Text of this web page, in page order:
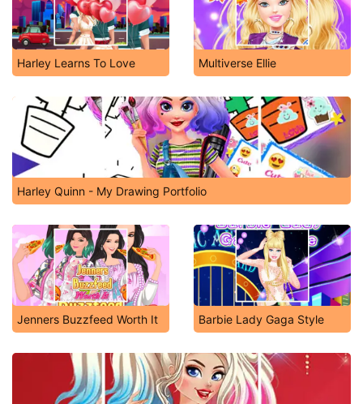
Harley Learns To Love Multiverse Ellie
Harley Quinn - My Drawing Portfolio
Jenners Buzzfeed Worth It Barbie Lady Gaga Style